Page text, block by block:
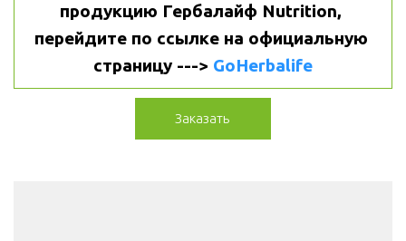
продукцию Гербалайф Nutrition,
перейдите по ссылке на официальную
страницу ---> GoHerbalife
Заказать